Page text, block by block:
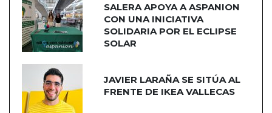
SALERA APOYA A ASPANION
CON UNA INICIATIVA
SOLIDARIA POR EL ECLIPSE
SOLAR
JAVIER LARAÑA SE SITÚA AL
FRENTE DE IKEA VALLECAS